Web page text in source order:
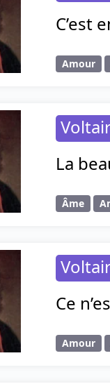
C’est
Amour
La
Âme
Ce
Amour